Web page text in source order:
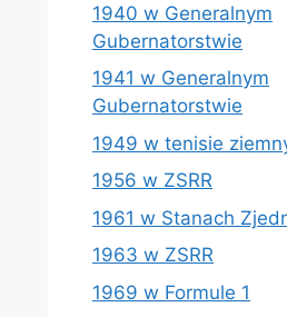
1940 w Generalnym
Gubernatorstwie
1941 w Generalnym
Gubernatorstwie
1949 w tenisie
1956 w ZSRR
1961 w Stanach
1963 w ZSRR
1969 w Formule 1